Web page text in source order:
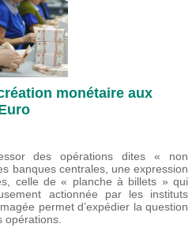
monétaire aux
des opérations dites « non
banques centrales, une expression
celle de « planche à billets » qui
actionnée par les instituts
permet d’expédier la question
opérations.